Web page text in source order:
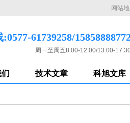
网站
61739258/
周一至周五8:00-12:00/13:00-
技术文章 科旭文库